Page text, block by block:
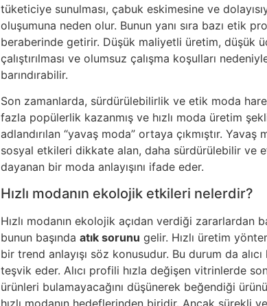
tüketiciye sunulması, çabuk eskimesine ve
oluşumuna neden olur. Bunun yanı sıra bazı etik
beraberinde getirir. Düşük maliyetli üretim, düşük
çalıştırılması ve olumsuz çalışma koşulları
barındırabilir.
Son zamanlarda, sürdürülebilirlik ve etik moda
fazla popülerlik kazanmış ve hızlı moda üretim
adlandırılan “yavaş moda” ortaya çıkmıştır.
sosyal etkileri dikkate alan, daha sürdürülebilir ve
dayanan bir moda anlayışını ifade eder.
Hızlı modanın ekolojik etkileri nelerdir?
Hızlı modanın ekolojik açıdan verdiği zararlardan
bunun başında atık sorunu gelir. Hızlı üretim
bir trend anlayışı söz konusudur. Bu durum da
teşvik eder. Alıcı profili hızla değişen vitrinlerde
ürünleri bulamayacağını düşünerek beğendiği ürünü
hızlı modanın hedeflerinden biridir. Ancak sürekli